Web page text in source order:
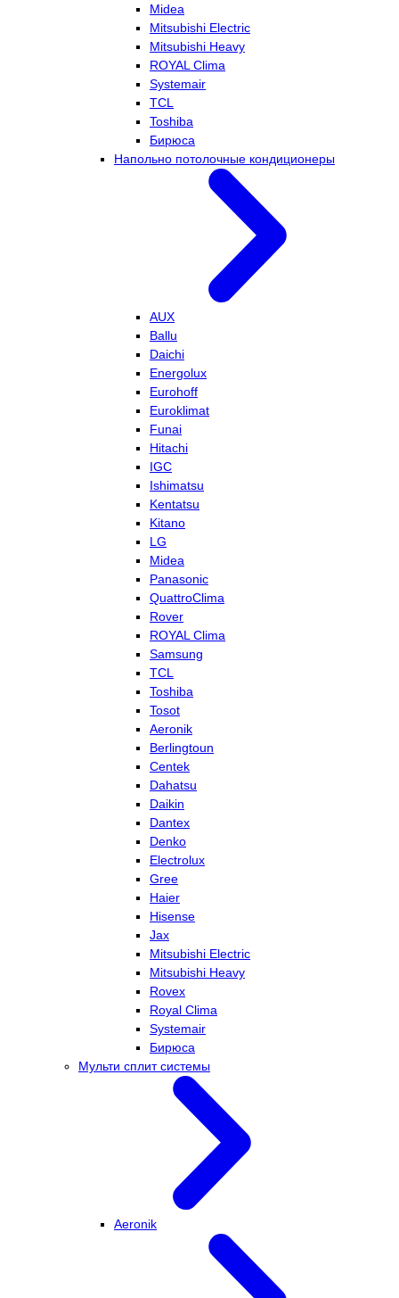
Midea
Mitsubishi Electric
Mitsubishi Heavy
ROYAL Clima
Systemair
TCL
Toshiba
Бирюса
Напольно потолочные кондиционеры
AUX
Ballu
Daichi
Energolux
Eurohoff
Euroklimat
Funai
Hitachi
IGC
Ishimatsu
Kentatsu
Kitano
LG
Midea
Panasonic
QuattroClima
Rover
ROYAL Clima
Samsung
TCL
Toshiba
Tosot
Aeronik
Berlingtoun
Centek
Dahatsu
Daikin
Dantex
Denko
Electrolux
Gree
Haier
Hisense
Jax
Mitsubishi Electric
Mitsubishi Heavy
Rovex
Royal Clima
Systemair
Бирюса
Мульти сплит системы
Aeronik